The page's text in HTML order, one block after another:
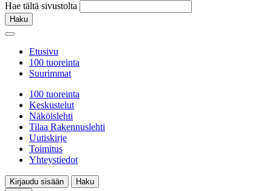
Hae tältä sivustolta
Haku
Etusivu
100 tuoreinta
Suurimmat
100 tuoreinta
Keskustelut
Näköislehti
Tilaa Rakennuslehti
Uutiskirje
Toimitus
Yhteystiedot
Kirjaudu sisään
Haku